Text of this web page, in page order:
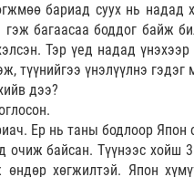
бариад суух нь надад
багаасаа боддог байж
Тэр үед надад үнэхээр
түүнийгээ үнэлүүлнэ гэдэг
дээ?
Ер нь таны бодлоор Япон
очиж байсан. Түүнээс хойш
хөгжилтэй. Япон